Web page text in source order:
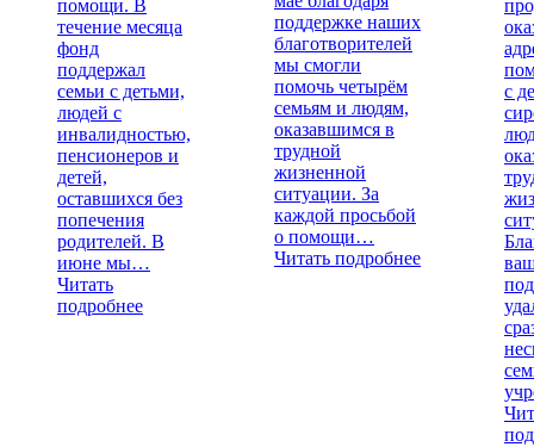
помощи. В
течение месяца
фонд
поддержал
семьи с детьми,
людей с
инвалидностью,
пенсионеров и
детей,
оставшихся без
попечения
родителей. В
июне мы…
Читать
подробнее
поддержке наших
благотворителей
мы смогли
помочь четырём
семьям и людям,
оказавшимся в
трудной
жизненной
ситуации. За
каждой просьбой
о помощи…
Читать подробнее
с